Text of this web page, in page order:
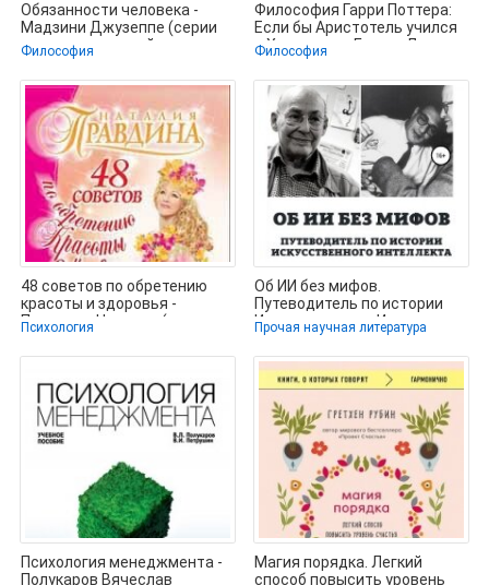
Обязанности человека -
Мадзини Джузеппе (серии
книг читать онлайн
бесплатно
Философия
Философия Гарри Поттера:
Если бы Аристотель учился
в Хогвартсе - Бэггет Дэвид
Философия
48 советов по обретению
красоты и здоровья -
Правдина Наталия (книги
Психология
Об ИИ без мифов.
Путеводитель по истории
Искусственного Интеллекта
- Черняк
Прочая научная литература
Психология менеджмента -
Полукаров Вячеслав
Магия порядка. Легкий
способ повысить уровень